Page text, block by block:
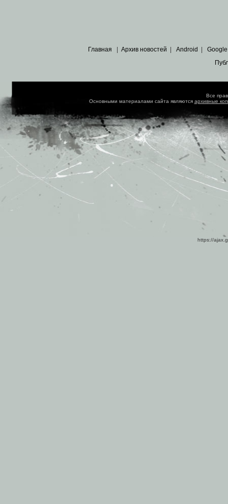
Главная Архив новостей Android Google
Все
Основными материалами сайта являются архивные
https://